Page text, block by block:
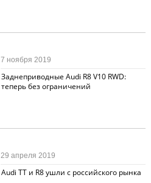
Заднеприводные Audi R8 V10 RWD:
теперь без ограничений
7 ноября 2019
Audi TT и R8 ушли с российского рынка
29 апреля 2019